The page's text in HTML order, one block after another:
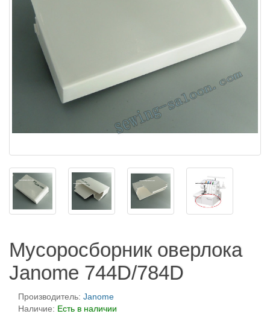
Мусоросборник оверлока
Janome 744D/784D
Производитель: Janome
Наличие: Есть в наличии